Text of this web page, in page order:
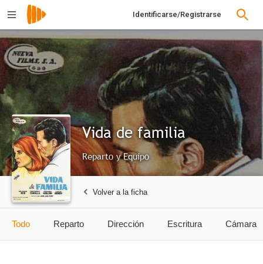
Identificarse/Registrarse
Vida de familia
Reparto y Equipo
Volver a la ficha
Todo Reparto Dirección Escritura Cámara